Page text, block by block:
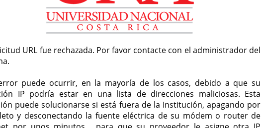
URL fue rechazada. Por favor contacte con el administrador del
puede ocurrir, en la mayoría de los casos, debido a que su
IP podría estar en una lista de direcciones maliciosas. Esta
puede solucionarse si está fuera de la Institución, apagando por
y desconectando la fuente eléctrica de su módem o router de